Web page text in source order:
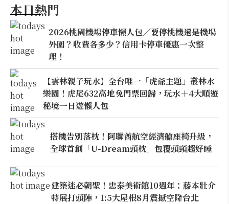
本日熱門
2026桃園機場停車懶人包／要停桃機還是機場
外圍？收費各多少？信用卡停車優惠一次整
理！
【雲林親子玩水】全台唯一「虎爺主題」叢林水
樂園！虎尾632高地免門票回歸，玩水＋4大順遊
秘境一日遊懶人包
搭機告別落枕！阿聯酋航空經濟艙座椅升級，
全球首創「U-Dream頭枕」包覆頭頸超好睡
建築迷必朝聖！忠泰美術館10週年：藤本壯介
特展打頭陣，1:5大屋根8月震撼空降台北